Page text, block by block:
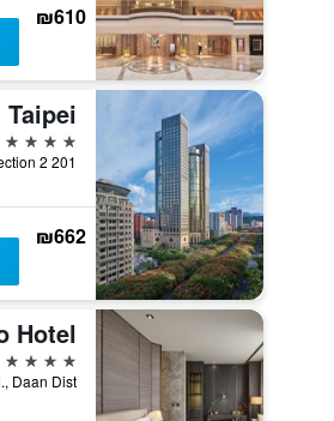
₪610
5 כוכבים
₪662
4 כוכבים